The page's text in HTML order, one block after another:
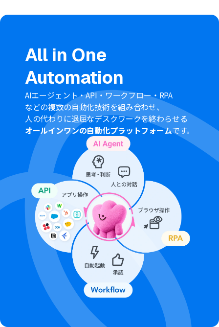
Gmail、ZendeskのそれぞれとYoomを連携してくださ
プランの場合は設定しているフローボットのオペレーシ
ョンやデータコネクトはエラーとなりますので、ご注意く
ださい。
チームプランやサクセスプランなどの有料プランは、2週
間の無料トライアルを行うことが可能です。無料トライア
ル中には制限対象のアプリを使用することができます。
トリガーは5分、10分、15分、30分、60分の間隔で起動
間隔を選択できます。
プランによって最短の起動間隔が異なりますので、ご注意
ください。
ダウンロード可能なファイル容量は最大300MBまでで
す。アプリの仕様によっては300MB未満になる可能性が
あるので、ご注意ください。
トリガー、各オペレーションでの取り扱い可能なファイ
ル容量の詳細は「
ファイルの容量制限について
照ください。
All in One
Automation
AIエージェント・API・ワークフロー・RPA
などの複数の自動化技術を組み合わせ、
人の代わりに退屈なデスクワークを終わらせる
オールインワンの自動化プラットフォームです。